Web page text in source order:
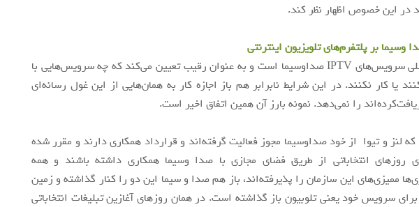
در این خصوص اظهار نظر کند.
وسیما بر پلتفرم‌های تلویزیون اینترنتی
ناظر اصلی سرویس‌های IPTV صداوسیما است و به عنوان رقیب تعیین می‌کند که چه سرویس‌هایی با
یا کار نکنند. در این شرایط نابرابر هم باز اجازه کار به همان‌هایی از این غول رسانه‌ای
را نمی‌دهد. نمونه بارز آن همین اتفاق اخیر است.
که لنز و تیوا از خود صداوسیما مجوز فعالیت گرفته‌اند و قرارداد همکاری دارند و مقرر شده
روزهای انتخاباتی از طریق فضای مجازی با صدا وسیما همکاری داشته باشند و همه
ممیزی‌های این سازمان را پذیرفته‌اند، باز هم صدا و سیما این دو را کنار گذاشته و زمین
برای سرویس خود یعنی تلوبیون باز گذاشته است. در همان روزهای آغازین تبلیغات انتخاباتی